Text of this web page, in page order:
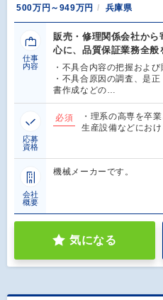
500万円～949万円 兵庫県
仕事
内容
販売・修理関係会社から
心に、品質保証業務全般
・不具合内容の把握およ
・不具合原因の調査、是
書作成などの…
応募
資格
必須
・理系の高専を卒
生産設備などにお
会社
概要
機械メーカーです。
気になる